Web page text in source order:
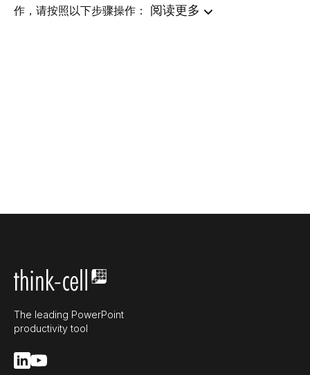
作，请按照以下步骤操作： 阅读更多
The leading PowerPoint
productivity tool